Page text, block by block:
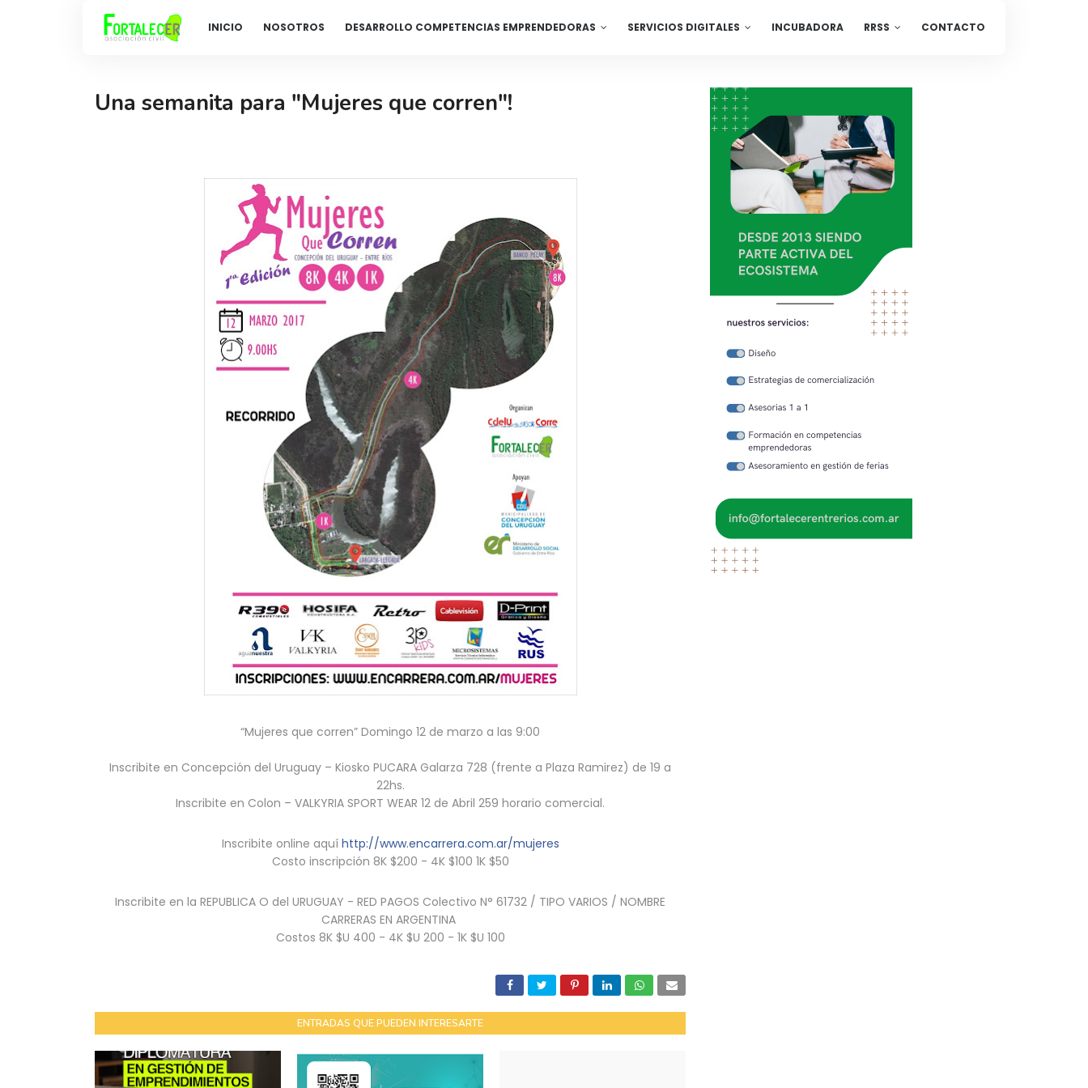
INICIO NOSOTROS DESARROLLO COMPETENCIAS EMPRENDEDORAS SERVICIOS DIGITALES INCUBADORA RRSS CONTACTO
Una semanita para "Mujeres que corren"!
“Mujeres que corren” Domingo 12 de marzo a las 9:00
Inscribite en Concepción del Uruguay – Kiosko PUCARA Galarza 728 (frente a Plaza Ramirez) de 19 a
22hs.
Inscribite en Colon – VALKYRIA SPORT WEAR 12 de Abril 259 horario comercial.
Inscribite online aquí http://www.encarrera.com.ar/mujeres
Costo inscripción 8K $200 - 4K $100 1K $50
Inscribite en la REPUBLICA O del URUGUAY - RED PAGOS Colectivo N° 61732 / TIPO VARIOS / NOMBRE
CARRERAS EN ARGENTINA
Costos 8K $U 400 - 4K $U 200 - 1K $U 100
ENTRADAS QUE PUEDEN INTERESARTE